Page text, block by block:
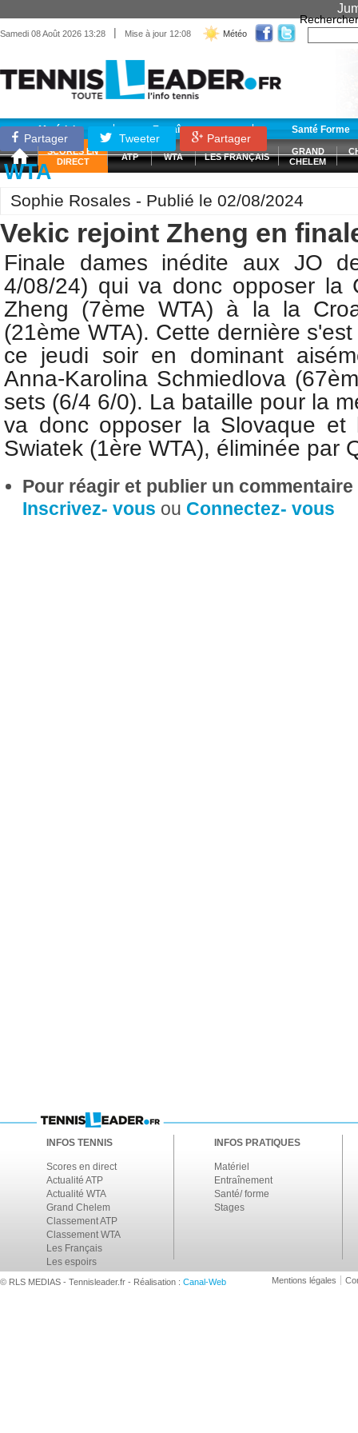
Samedi 08 Août 2026 13:28 | Mise à jour 12:08 Météo
Rechercher
Matériel Entraînement Santé Forme
SCORES EN
DIRECT
ATP WTA LES FRANÇAIS
GRAND
CHELEM
Partager Tweeter Partager
WTA
Sophie Rosales - Publié le 02/08/2024
Vekic rejoint Zheng en
Finale dames inédite aux JO
4/08/24) qui va donc opposer la
Zheng (7ème WTA) à la la
(21ème WTA). Cette dernière
ce jeudi soir en dominant
Anna-Karolina Schmiedlova
sets (6/4 6/0). La bataille pour la
va donc opposer la Slovaque
Swiatek (1ère WTA), éliminée par
Pour réagir et publier un
Inscrivez- vous ou Connectez- vous
INFOS TENNIS
Scores en direct
Actualité ATP
Actualité WTA
Grand Chelem
Classement ATP
Classement WTA
Les Français
Les espoirs
INFOS PRATIQUES
Matériel
Entraînement
Santé/ forme
Stages
© RLS MEDIAS - Tennisleader.fr - Réalisation : Canal-Web Mentions légales